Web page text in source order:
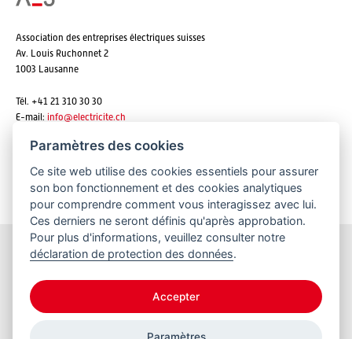
Association des entreprises électriques suisses
Av. Louis Ruchonnet 2
1003 Lausanne
Tél. +41 21 310 30 30
E-mail: info@electricite.ch
S'abonner aux newsletters
Restez informés
Paramètres des cookies
Ce site web utilise des cookies essentiels pour assurer
son bon fonctionnement et des cookies analytiques
pour comprendre comment vous interagissez avec lui.
Ces derniers ne seront définis qu'après approbation.
Pour plus d'informations, veuillez consulter notre
déclaration de protection des données.
Accepter
Paramètres